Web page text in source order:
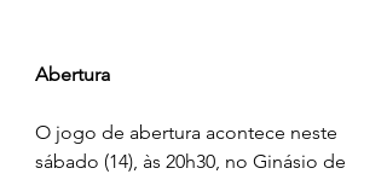
Abertura
O jogo de abertura acontece neste
sábado (14), às 20h30, no Ginásio de